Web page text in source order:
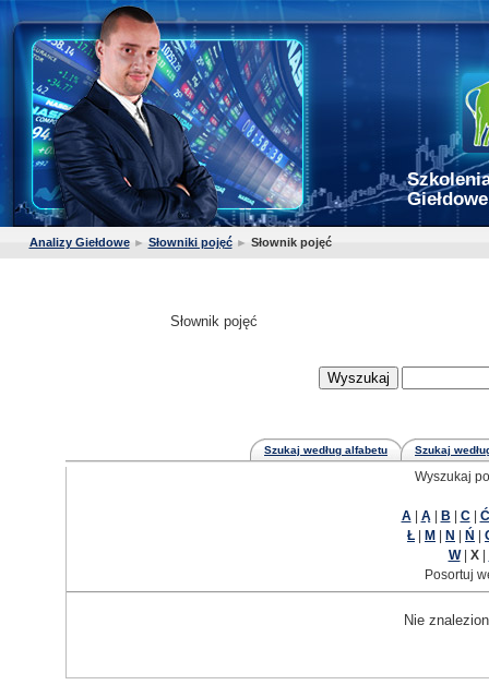
Giełdowe
Analizy Giełdowe ► Słowniki pojęć ► Słownik pojęć
Słownik pojęć
Szukaj według alfabetu Szukaj
Wyszukaj
A| Ą| B C| Ć
Ł
M N Ń
W| X|
Posortuj
Nie